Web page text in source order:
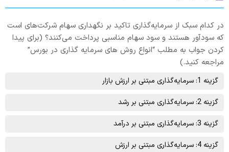
در کدام سبک از سرمایه‌گذاری تاکید بر نگهداری سهام شرکت‌های است
که سودآور هستند و سود سهام مناسبی پرداخت می‌کنند؟ (برای پیدا
کردن جواب به مطلب “انواع روش های سرمایه گذاری در بورس”
مراجعه کنید.)
گزینه 1: سرمایه‌گذاری مبتنی بر ارزش بازار
گزینه 2: سرمایه‌گذاری مبتنی بر رشد
گزینه 3: سرمایه‌گذاری مبتنی بر درآمد
گزینه 4: سرمایه‌گذاری مبتنی بر ارزش